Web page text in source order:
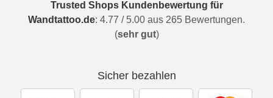
Trusted Shops Kundenbewertung für
Wandtattoo.de: 4.77 / 5.00 aus 265 Bewertungen.
(sehr gut)
Sicher bezahlen